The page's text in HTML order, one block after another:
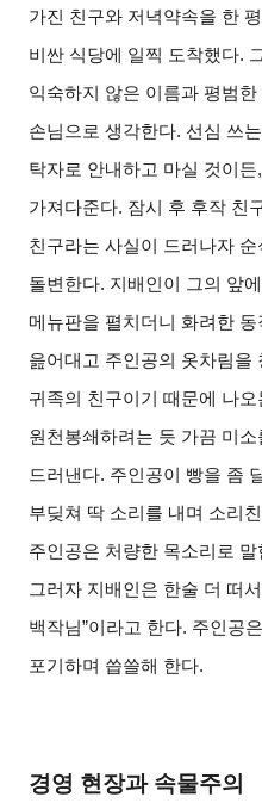
가진 친구와 저녁약속을 한
비싼 식당에 일찍 도착했다.
익숙하지 않은 이름과 평범
손님으로 생각한다. 선심 쓰
탁자로 안내하고 마실 것이
가져다준다. 잠시 후 후작 친
친구라는 사실이 드러나자
돌변한다. 지배인이 그의 앞
메뉴판을 펼치더니 화려한
읊어대고 주인공의 옷차림을
귀족의 친구이기 때문에 나
원천봉쇄하려는 듯 가끔 미
드러낸다. 주인공이 빵을 좀
부딪쳐 딱 소리를 내며 소리
주인공은 처량한 목소리로
그러자 지배인은 한술 더 떠
백작님”이라고 한다. 주인공
포기하며 씁쓸해 한다.
경영 현장과 속물주의